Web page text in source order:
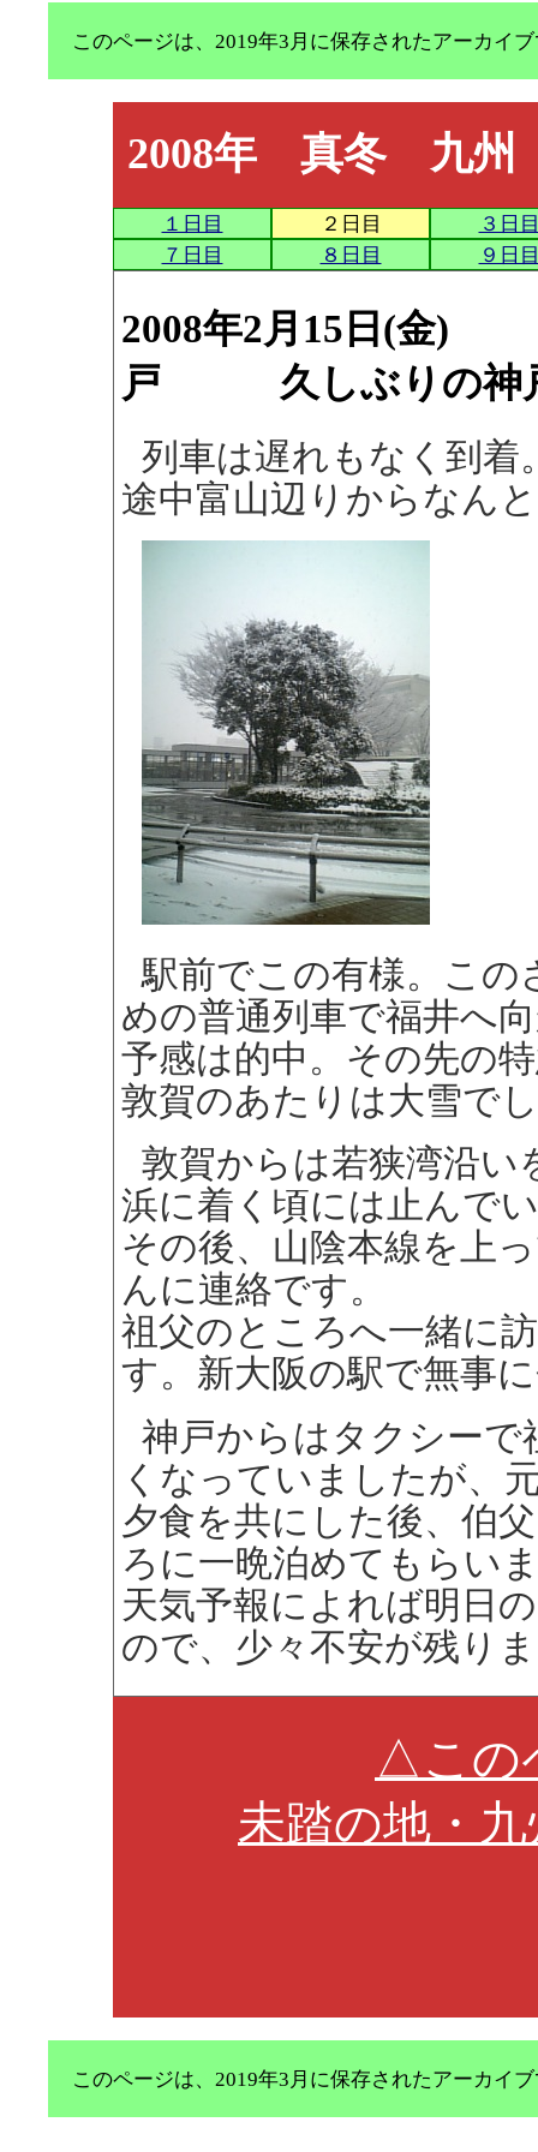
このページは、2019年3月に保存されたアーカイ
2008年 真冬 九州
１日目 ２日目
３日
７日目
８日目 ９日
2008年2月15日(金
戸 久しぶりの神
列車は遅れもなく到着
途中富山辺りからなん
駅前でこの有様。この
めの普通列車で福井へ
予感は的中。その先の
敦賀のあたりは大雪で
敦賀からは若狭湾沿い
浜に着く頃には止んで
その後、山陰本線を上
んに連絡です。
祖父のところへ一緒に
す。新大阪の駅で無事
神戸からはタクシー
くなっていましたが、
夕食を共にした後、伯
ろに一晩泊めてもらい
天気予報によれば明日
ので、少々不安が残り
△この
未踏の地・
このページは、2019年3月に保存されたアーカイ